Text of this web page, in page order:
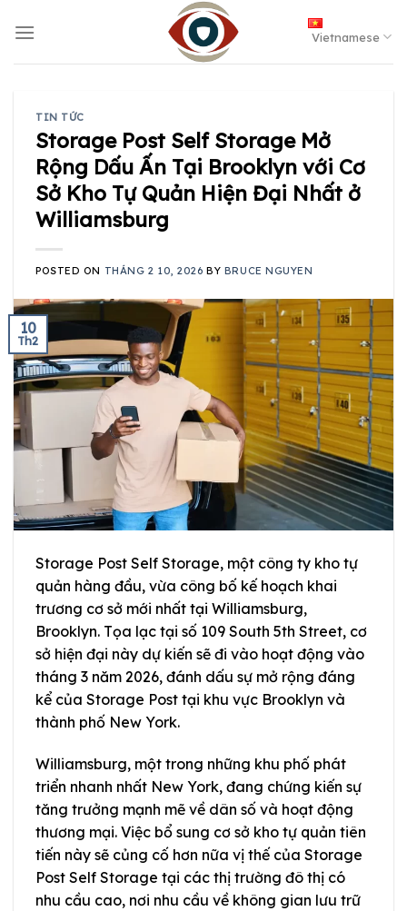
Vietnamese
TIN TỨC
Storage Post Self Storage Mở
Rộng Dấu Ấn Tại Brooklyn với Cơ
Sở Kho Tự Quản Hiện Đại Nhất ở
Williamsburg
POSTED ON THÁNG 2 10, 2026 BY BRUCE NGUYEN
10
Th2
Storage Post Self Storage, một công ty kho tự
quản hàng đầu, vừa công bố kế hoạch khai
trương cơ sở mới nhất tại Williamsburg,
Brooklyn. Tọa lạc tại số 109 South 5th Street, cơ
sở hiện đại này dự kiến sẽ đi vào hoạt động vào
tháng 3 năm 2026, đánh dấu sự mở rộng đáng
kể của Storage Post tại khu vực Brooklyn và
thành phố New York.
Williamsburg, một trong những khu phố phát
triển nhanh nhất New York, đang chứng kiến sự
tăng trưởng mạnh mẽ về dân số và hoạt động
thương mại. Việc bổ sung cơ sở kho tự quản tiên
tiến này sẽ củng cố hơn nữa vị thế của Storage
Post Self Storage tại các thị trường đô thị có
nhu cầu cao, nơi nhu cầu về không gian lưu trữ